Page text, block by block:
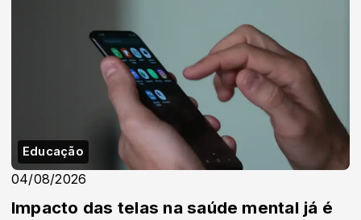
Educação
04/08/2026
Impacto das telas na saúde mental já é